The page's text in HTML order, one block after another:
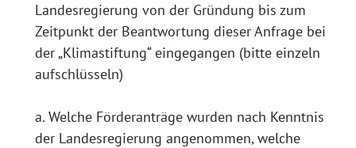
Landesregierung von der Gründung bis zum
Zeitpunkt der Beantwortung dieser Anfrage bei
der „Klimastiftung“ eingegangen (bitte einzeln
aufschlüsseln)
a. Welche Förderanträge wurden nach Kenntnis
der Landesregierung angenommen, welche